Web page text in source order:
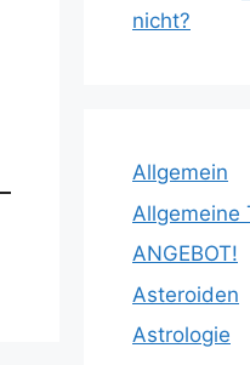
nicht?
Allgemein
Allgemeine
ANGEBOT!
Asteroiden
Astrologie